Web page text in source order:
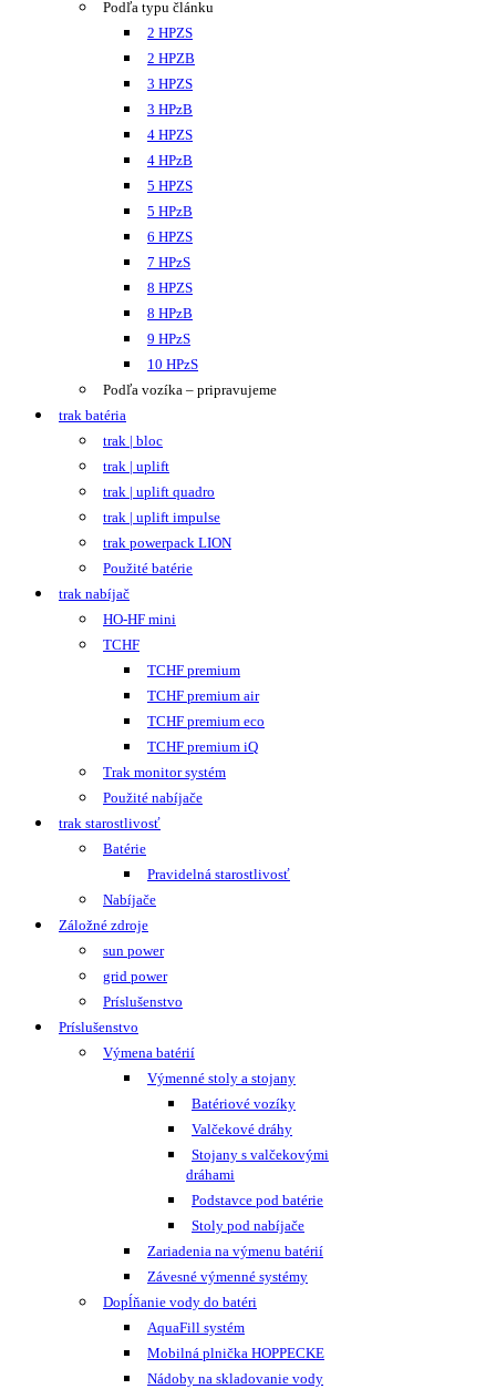
Podľa typu článku
2 HPZS
2 HPZB
3 HPZS
3 HPzB
4 HPZS
4 HPzB
5 HPZS
5 HPzB
6 HPZS
7 HPzS
8 HPZS
8 HPzB
9 HPzS
10 HPzS
Podľa vozíka – pripravujeme
trak batéria
trak | bloc
trak | uplift
trak | uplift quadro
trak | uplift impulse
trak powerpack LION
Použité batérie
trak nabíjač
HO-HF mini
TCHF
TCHF premium
TCHF premium air
TCHF premium eco
TCHF premium iQ
Trak monitor systém
Použité nabíjače
trak starostlivosť
Batérie
Pravidelná starostlivosť
Nabíjače
Záložné zdroje
sun power
grid power
Príslušenstvo
Príslušenstvo
Výmena batérií
Výmenné stoly a stojany
Batériové vozíky
Valčekové dráhy
Stojany s valčekovými
dráhami
Podstavce pod batérie
Stoly pod nabíjače
Zariadenia na výmenu batérií
Závesné výmenné systémy
Dopĺňanie vody do batéri
AquaFill systém
Mobilná plnička HOPPECKE
Nádoby na skladovanie vody